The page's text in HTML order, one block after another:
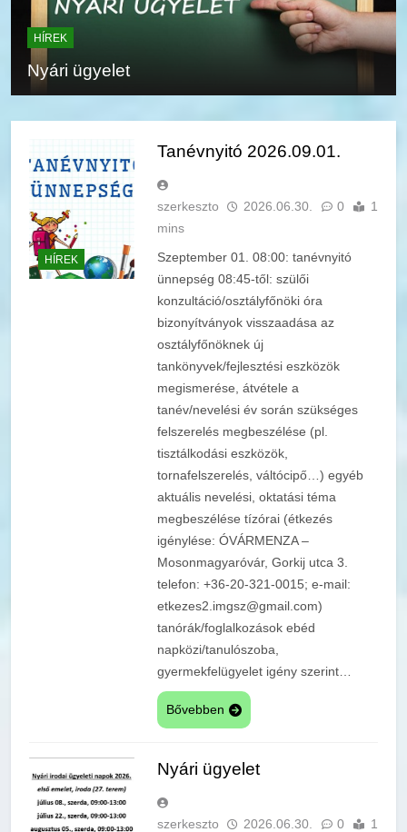
HÍREK
Nyári ügyelet
HÍREK
Tanévnyitó 2026.09.01.
szerkeszto 2026.06.30. 0
1
mins
Szeptember 01. 08:00: tanévnyitó
ünnepség 08:45-től: szülői
konzultáció/osztályfőnöki óra
bizonyítványok visszaadása az
osztályfőnöknek új
tankönyvek/fejlesztési eszközök
megismerése, átvétele a
tanév/nevelési év során szükséges
felszerelés megbeszélése (pl.
tisztálkodási eszközök,
tornafelszerelés, váltócipő…) egyéb
aktuális nevelési, oktatási téma
megbeszélése tízórai (étkezés
igénylése: ÓVÁRMENZA –
Mosonmagyaróvár, Gorkij utca 3.
telefon: +36-20-321-0015; e-mail:
etkezes2.imgsz@gmail.com)
tanórák/foglalkozások ebéd
napközi/tanulószoba,
gyermekfelügyelet igény szerint…
Bővebben
Nyári ügyelet
szerkeszto 2026.06.30. 0
1